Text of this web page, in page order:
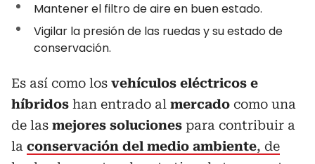
Mantener el filtro de aire en buen estado.
Vigilar la presión de las ruedas y su estado de
conservación.
Es así como los vehículos eléctricos e
híbridos han entrado al mercado como una
de las mejores soluciones para contribuir a
la conservación del medio ambiente, de